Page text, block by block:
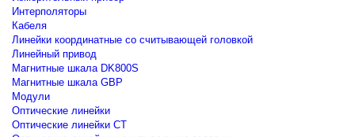
Интерполяторы
Кабеля
Линейки координатные со считывающей головкой
Линейный привод
Магнитные шкала DK800S
Магнитные шкала GBP
Модули
Оптические линейки
Оптические линейки CT